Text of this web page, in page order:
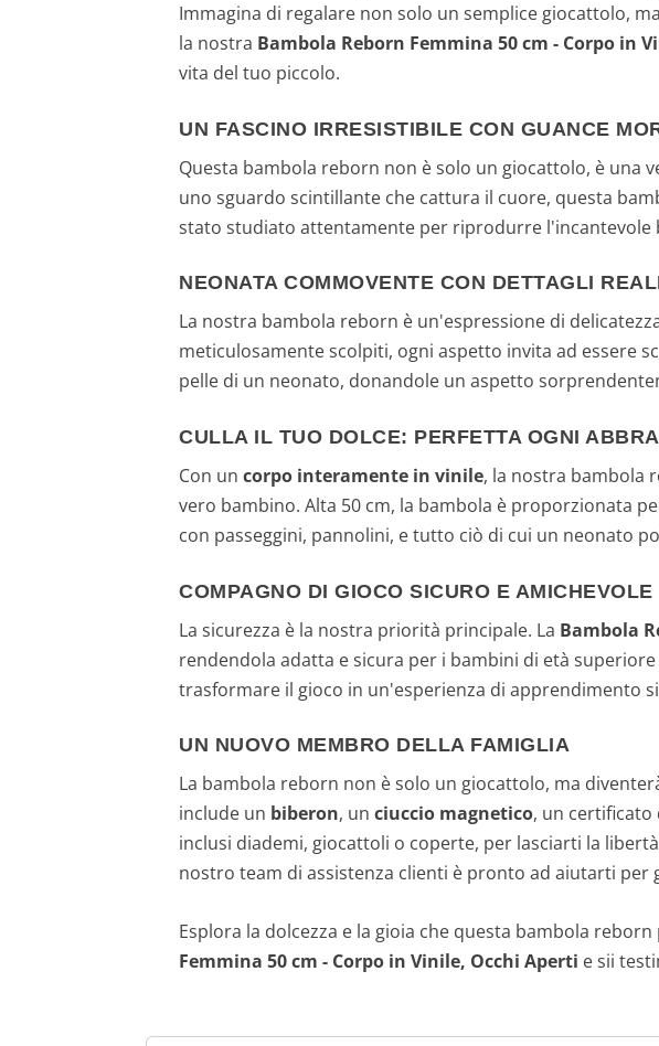
Immagina di regalare non solo un semplice giocattolo,
la nostra Bambola Reborn Femmina 50 cm - Corpo in
vita del tuo piccolo.
UN FASCINO IRRESISTIBILE CON GUANCE
Questa bambola reborn non è solo un giocattolo, è una
uno sguardo scintillante che cattura il cuore, questa
stato studiato attentamente per riprodurre l'incantevole
NEONATA COMMOVENTE CON DETTAGLI
La nostra bambola reborn è un'espressione di
meticulosamente scolpiti, ogni aspetto invita ad essere
pelle di un neonato, donandole un aspetto
CULLA IL TUO DOLCE: PERFETTA OGNI
Con un corpo interamente in vinile, la nostra bambola
vero bambino. Alta 50 cm, la bambola è proporzionata
con passeggini, pannolini, e tutto ciò di cui un neonato
COMPAGNO DI GIOCO SICURO E AMICHEVOLE
La sicurezza è la nostra priorità principale. La Bambola
rendendola adatta e sicura per i bambini di età
trasformare il gioco in un'esperienza di apprendimento
UN NUOVO MEMBRO DELLA FAMIGLIA
La bambola reborn non è solo un giocattolo, ma
include un biberon, un ciuccio magnetico, un certificato
inclusi diademi, giocattoli o coperte, per lasciarti la
nostro team di assistenza clienti è pronto ad aiutarti
Esplora la dolcezza e la gioia che questa bambola
Femmina 50 cm - Corpo in Vinile, Occhi Aperti e sii